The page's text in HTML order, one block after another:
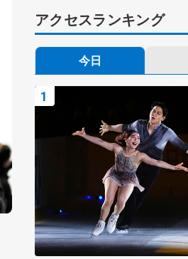
アクセスランキング
今日